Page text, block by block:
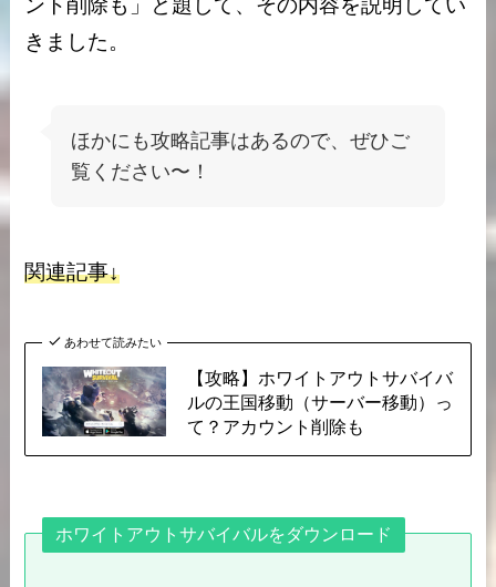
ント削除も」と題して、その内容を説明してい
きました。
ほかにも攻略記事はあるので、ぜひご
覧ください〜！
関連記事↓
あわせて読みたい
【攻略】ホワイトアウトサバイバ
ルの王国移動（サーバー移動）っ
て？アカウント削除も
ホワイトアウトサバイバルをダウンロード